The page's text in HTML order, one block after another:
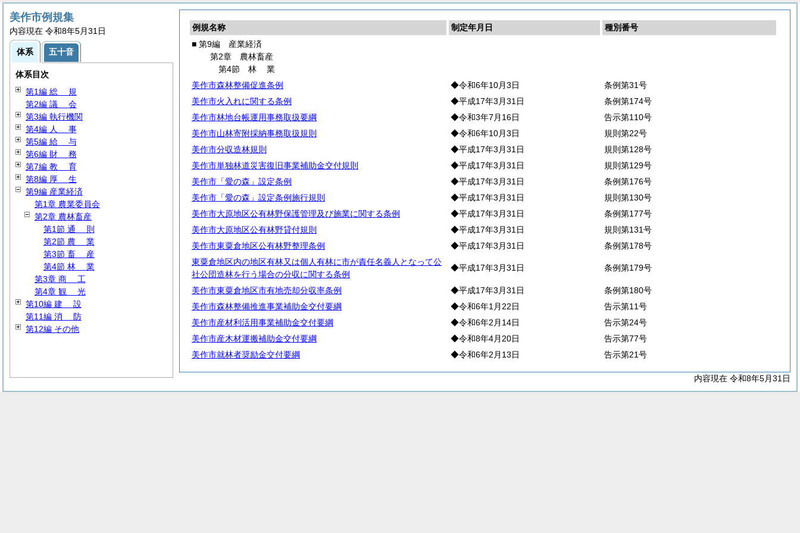
例規名称 制定年月日
種別番号
■ 第9編 産業経済
第2章 農林畜産
第4節 林業
美作市森林整備促進条例
◆令和6年10月3日
条例第31号
美作市火入れに関する条例
◆平成17年3月31日
条例第174号
美作市林地台帳運用事務取扱要綱
◆令和3年7月16日
告示第110号
美作市山林寄附採納事務取扱規則
◆令和6年10月3日
規則第22号
美作市分収造林規則
◆平成17年3月31日
規則第128号
美作市単独林道災害復旧事業補助金交付規則
◆平成17年3月31日
規則第129号
美作市「愛の森」設定条例
◆平成17年3月31日
条例第176号
美作市「愛の森」設定条例施行規則
◆平成17年3月31日
規則第130号
美作市大原地区公有林野保護管理及び施業に関する条例
◆平成17年3月31日
条例第177号
美作市大原地区公有林野貸付規則
◆平成17年3月31日
規則第131号
美作市東粟倉地区公有林野整理条例
◆平成17年3月31日
条例第178号
東粟倉地区内の地区有林又は個人有林に市が責任名義人となって公
社公団造林を行う場合の分収に関する条例
◆平成17年3月31日 条例第179号
美作市東粟倉地区市有地売却分収率条例 ◆平成17年3月31日
条例第180号
美作市森林整備推進事業補助金交付要綱
◆令和6年1月22日
告示第11号
美作市産材利活用事業補助金交付要綱
◆令和6年2月14日
告示第24号
美作市産木材運搬補助金交付要綱
◆令和8年4月20日
告示第77号
美作市就林者奨励金交付要綱
◆令和6年2月13日 告示第21号
内容現在 令和8年5月31日
美作市例規集
内容現在 令和8年5月31日
体系 五十音
体系目次
第1編 総 規
第2編 議 会
第3編 執行機関
第4編 人 事
第5編 給 与
第6編 財 務
第7編 教 育
第8編 厚 生
第9編 産業経済
第1章 農業委員会
第2章 農林畜産
第1節 通 則
第2節 農 業
第3節 畜 産
第4節 林 業
第3章 商 工
第4章 観 光
第10編 建 設
第11編 消 防
第12編 その他